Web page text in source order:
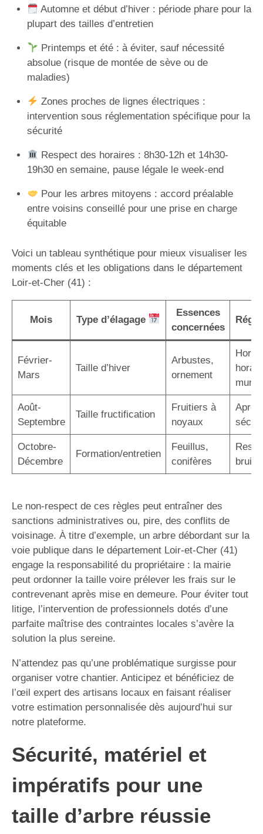
Automne et début d’hiver : période phare pour la
plupart des tailles d’entretien
Printemps et été : à éviter, sauf nécessité
absolue (risque de montée de sève ou de
maladies)
Zones proches de lignes électriques :
intervention sous réglementation spécifique pour la
sécurité
Respect des horaires : 8h30-12h et 14h30-
19h30 en semaine, pause légale le week-end
Pour les arbres mitoyens : accord préalable
entre voisins conseillé pour une prise en charge
équitable
Voici un tableau synthétique pour mieux visualiser les
moments clés et les obligations dans le département
Loir-et-Cher (41) :
Mois Type d’élagage
Essences
concernées
Février-
Mars
Taille d’hiver
Arbustes,
ornement
Hors
Août-
Septembre
Taille fructification
Fruitiers à
noyaux
Octobre-
Décembre
Formation/entretien
Feuillus,
conifères
bruit/
Le non-respect de ces règles peut entraîner des
sanctions administratives ou, pire, des conflits de
voisinage. À titre d’exemple, un arbre débordant sur la
voie publique dans le département Loir-et-Cher (41)
engage la responsabilité du propriétaire : la mairie
peut ordonner la taille voire prélever les frais sur le
contrevenant après mise en demeure. Pour éviter tout
litige, l’intervention de professionnels dotés d’une
parfaite maîtrise des contraintes locales s’avère la
solution la plus sereine.
N’attendez pas qu’une problématique surgisse pour
organiser votre chantier. Anticipez et bénéficiez de
l’œil expert des artisans locaux en faisant réaliser
votre estimation personnalisée dès aujourd’hui sur
notre plateforme.
Sécurité, matériel et
impératifs pour une
taille d’arbre réussie